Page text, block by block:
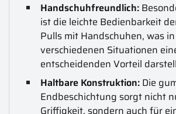
Handschuhfreundlich:
ist die leichte Bedienbarkeit
Pulls mit Handschuhen, was in
verschiedenen Situationen
entscheidenden Vorteil
Haltbare Konstruktion: Die
Endbeschichtung sorgt nicht
Griffigkeit, sondern auch für